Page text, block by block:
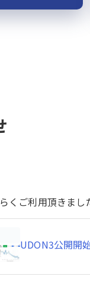
くご利用頂きま
UDON3公開開